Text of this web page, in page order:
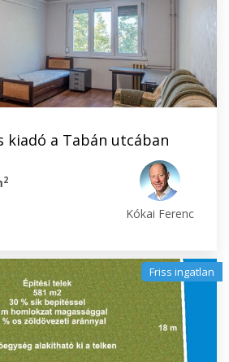
kiadó a Tabán utcában
2
Kókai Ferenc
Friss ingatlan